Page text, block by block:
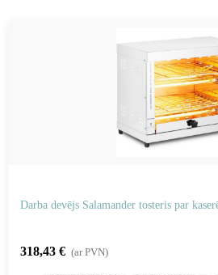
Darba devējs Salamander tosteris par
318,43 € (ar PVN)